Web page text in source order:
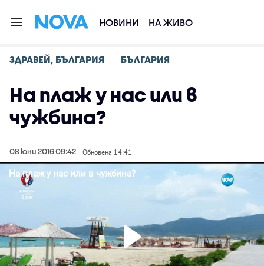
НОВИНИ НА ЖИВО
ЗДРАВЕЙ, БЪЛГАРИЯ БЪЛГАРИЯ
На плаж у нас или в
чужбина?
08 юни 2016 09:42 | Обновена 14:41